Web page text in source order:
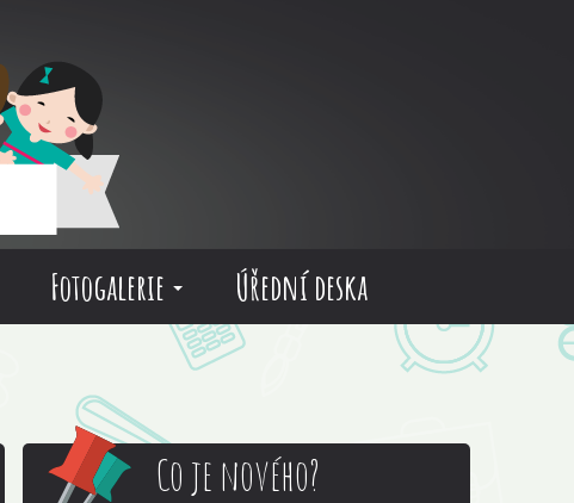
Fotogalerie Úřední deska
Co je nového?